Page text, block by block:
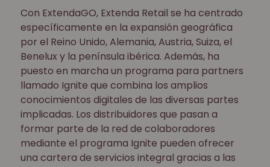
Con ExtendaGO, Extenda Retail se ha centrado
específicamente en la expansión geográfica
por el Reino Unido, Alemania, Austria, Suiza, el
Benelux y la península ibérica. Además, ha
puesto en marcha un programa para partners
llamado Ignite que combina los amplios
conocimientos digitales de las diversas partes
implicadas. Los distribuidores que pasan a
formar parte de la red de colaboradores
mediante el programa Ignite pueden ofrecer
una cartera de servicios integral gracias a las